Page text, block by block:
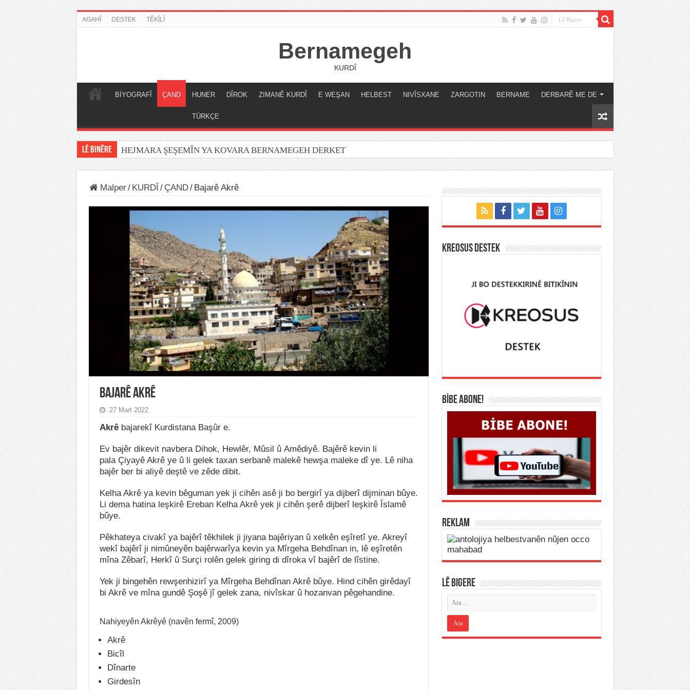
AGAHÎ DESTEK TÊKÎLÎ
Bernamegeh
KURDÎ
BİYOGRAFÎ ÇAND HUNER DÎROK ZIMANÊ KURDÎ E WEŞAN HELBEST NIVÎSXANE ZARGOTIN BERNAME DERBARÊ ME DE
TÜRKÇE
LÊ BINÊRE HEJMARA ŞEŞEMÎN YA KOVARA BERNAMEGEH DERKET
Malper/ KURDÎ / ÇAND/ Bajarê Akrê
Bajarê Akrê
27 Mart 2022
Akrêbajarekî Kurdistana Başûr e.
Ev bajêr dikevit navbera Dihok, Hewlêr, Mûsil û Amêdiyê. Bajêrê kevin li
pala Çiyayê Akrê ye û li gelek taxan serbanê malekê hewşa maleke dî ye. Lê niha
bajêr ber bi aliyê deştê ve zêde dibit.
Kelha Akrê ya kevin bêguman yek ji cihên asê ji bo bergirî ya dijberî dijminan bûye.
Li dema hatina leşkirê Ereban Kelha Akrê yek ji cihên şerê dijberî leşkirê Îslamê
bûye.
Pêkhateya civakî ya bajêrî têkhilek ji jiyana bajêriyan û xelkên eşîretî ye. Akreyî
wekî bajêrî ji nimûneyên bajêrwarîya kevin ya Mîrgeha Behdînan in, lê eşîretên
mîna Zêbarî, Herkî û Surçi rolên gelek giring di dîroka vî bajêrî de lîstine.
Yek ji bingehên rewşenhizirî ya Mîrgeha Behdînan Akrê bûye. Hind cihên girêdayî
bi Akrê ve mîna gundê Şoşê jî gelek zana, nivîskar û hozanvan pêgehandine.
Nahiyeyên Akrêyê (navên fermî, 2009)
Akrê
Bicîl
Dînarte
Girdesîn
KREOSUS DESTEK
BİBE ABONE!
REKLAM
LÊ BIGERE